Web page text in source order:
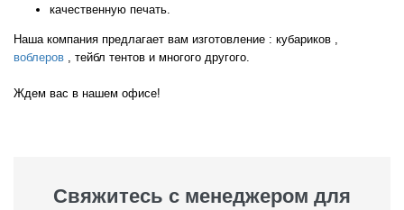
качественную печать.
Наша компания предлагает вам изготовление : кубариков ,
воблеров , тейбл тентов и многого другого.
Ждем вас в нашем офисе!
Свяжитесь с менеджером для